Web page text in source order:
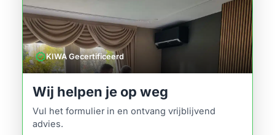
verifiedKIWA Gecertificeerd
Wij helpen je op weg
Vul het formulier in en ontvang vrijblijvend
advies.